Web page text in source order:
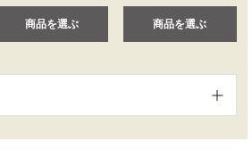
商品を選ぶ 商品を選ぶ